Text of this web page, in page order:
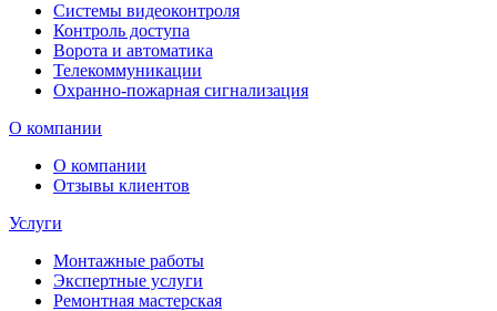
Системы видеоконтроля
Контроль доступа
Ворота и автоматика
Телекоммуникации
Охранно-пожарная сигнализация
О компании
О компании
Отзывы клиентов
Услуги
Монтажные работы
Экспертные услуги
Ремонтная мастерская